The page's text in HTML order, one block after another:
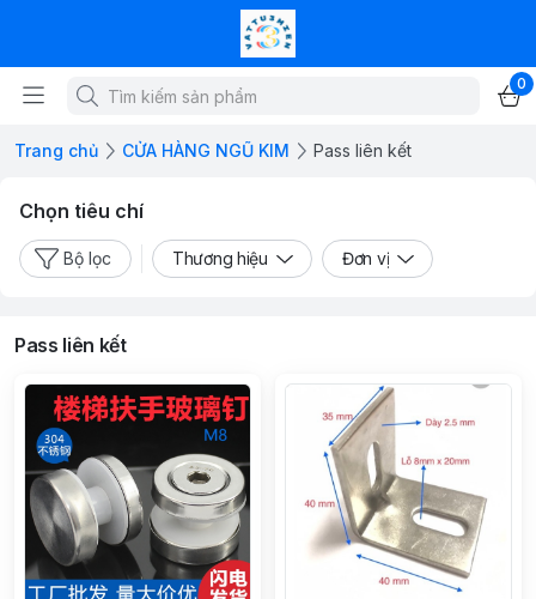
0
Trang chủ CỬA HÀNG NGŨ KIM Pass liên kết
Chọn tiêu chí
Bộ lọc Thương hiệu Đơn vị
Pass liên kết